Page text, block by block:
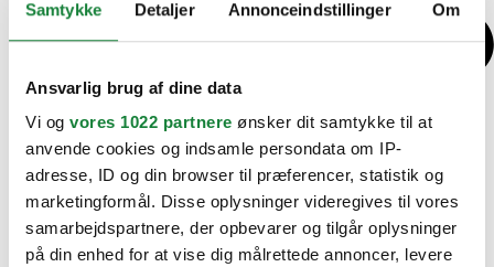
Samtykke Detaljer Annonceindstillinger Om
Ansvarlig brug af dine data
Vi og vores 1022 partnere ønsker dit samtykke til at
anvende cookies og indsamle persondata om IP-
adresse, ID og din browser til præferencer, statistik og
marketingformål. Disse oplysninger videregives til vores
samarbejdspartnere, der opbevarer og tilgår oplysninger
på din enhed for at vise dig målrettede annoncer, levere